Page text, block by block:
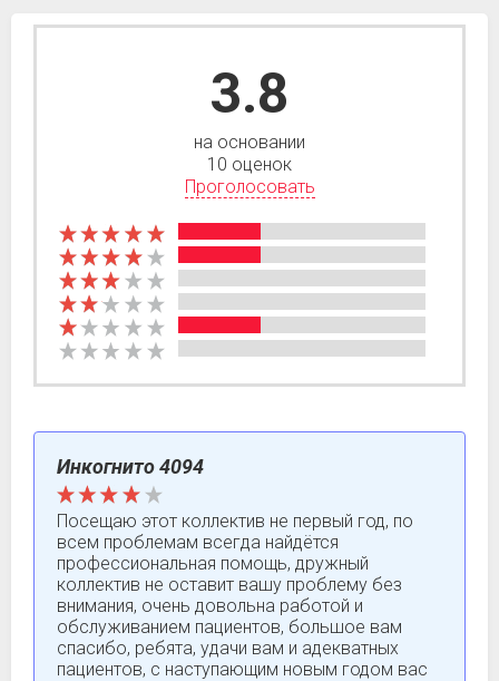
3.8
на основании
10 оценок
Проголосовать
Инкогнито 4094
Посещаю этот коллектив не первый год, по
всем проблемам всегда найдётся
профессиональная помощь, дружный
коллектив не оставит вашу проблему без
внимания, очень довольна работой и
обслуживанием пациентов, большое вам
спасибо, ребята, удачи вам и адекватных
пациентов, с наступающим новым годом вас